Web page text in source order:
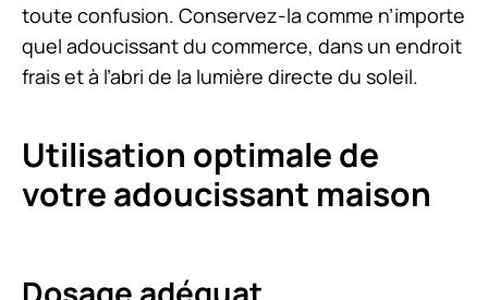
toute confusion. Conservez-la comme n’importe
quel adoucissant du commerce, dans un endroit
frais et à l’abri de la lumière directe du soleil.
Utilisation optimale de
votre adoucissant maison